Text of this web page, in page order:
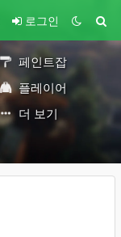
로그인
페인트잡
플레이어
더 보기